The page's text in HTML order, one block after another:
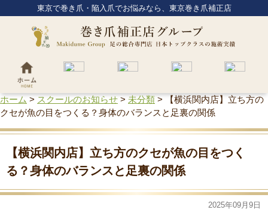
東京で巻き爪・陥入爪でお悩みなら、東京巻き爪補正店
ホーム > スクールのお知らせ > 未分類 >
【横浜関内店】立ち方の
クセが魚の目をつくる？身体のバランスと足裏の関係
【横浜関内店】立ち方のクセが魚の目をつく
る？身体のバランスと足裏の関係
2025年09月9日